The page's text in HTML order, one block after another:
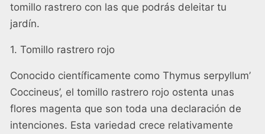
tomillo rastrero con las que podrás deleitar tu
jardín.
1. Tomillo rastrero rojo
Conocido científicamente como Thymus serpyllum’
Coccineus’, el tomillo rastrero rojo ostenta unas
flores magenta que son toda una declaración de
intenciones. Esta variedad crece relativamente